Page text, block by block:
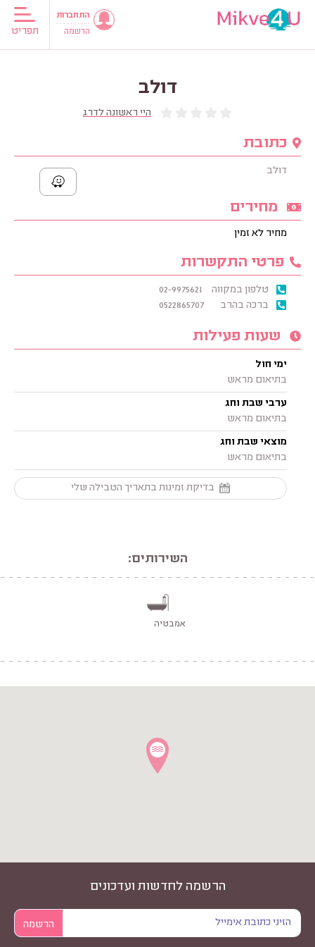
תפריט
התחברות
הרשמה
דולב
היי ראשונה לדרג
כתובת
דולב
מחירים
מחיר לא זמין
פרטי התקשרות
טלפון במקווה
02-9975621
ברכה בהרב
0522865707
שעות פעילות
ימי חול
בתיאום מראש
ערבי שבת וחג
בתיאום מראש
מוצאי שבת וחג
בתיאום מראש
בדיקת זמינות בתאריך הטבילה שלי
השירותים:
אמבטיה
הרשמה לחדשות ועדכונים